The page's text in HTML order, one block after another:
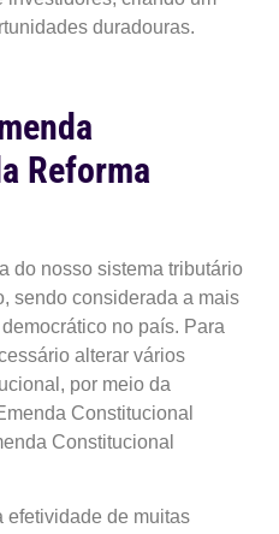
duradouras.
Reforma
do nosso sistema tributário
sendo considerada a mais
no país. Para
alterar vários
por meio da
Constitucional
Constitucional
efetividade de muitas